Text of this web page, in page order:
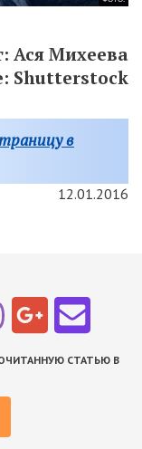
Ася Михеева
Shutterstock
в
12.01.2016
СТАТЬЮ В